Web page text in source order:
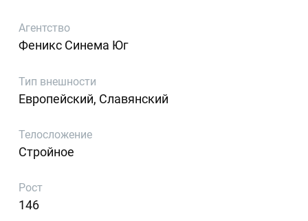
Агентство
Феникс Синема Юг
Тип внешности
Европейский, Славянский
Телосложение
Стройное
Рост
146